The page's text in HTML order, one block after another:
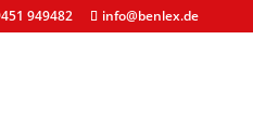
949482 info@benlex.de